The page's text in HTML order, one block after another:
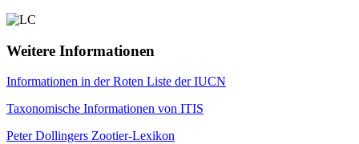
Weitere Informationen
Informationen in der Roten Liste der IUCN
Taxonomische Informationen von ITIS
Peter Dollingers Zootier-Lexikon